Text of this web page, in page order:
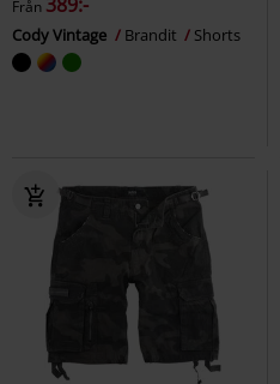
Från
Cody Vintage Brandit Shorts